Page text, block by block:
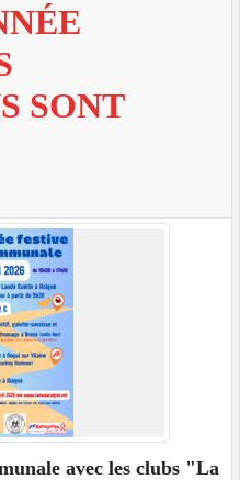
SONT
avec les clubs "La